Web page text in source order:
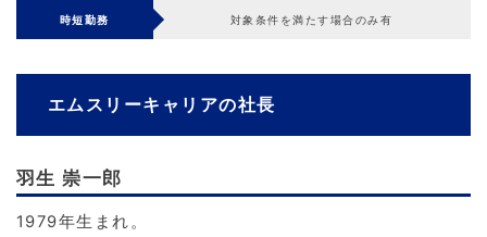
時短勤務 対象条件を満たす場合のみ有
エムスリーキャリアの社長
羽生 崇一郎
1979年生まれ。